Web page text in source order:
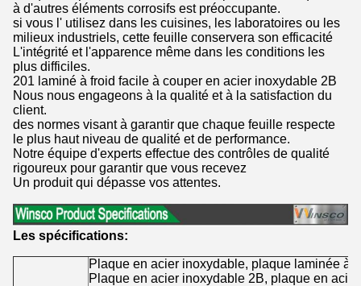
à d'autres éléments corrosifs est préoccupante.
si vous l' utilisez dans les cuisines, les laboratoires ou les
milieux industriels, cette feuille conservera son efficacité
L'intégrité et l'apparence même dans les conditions les
plus difficiles.
201 laminé à froid facile à couper en acier inoxydable 2B
Nous nous engageons à la qualité et à la satisfaction du
client.
des normes visant à garantir que chaque feuille respecte
le plus haut niveau de qualité et de performance.
Notre équipe d'experts effectue des contrôles de qualité
rigoureux pour garantir que vous recevez
Un produit qui dépasse vos attentes.
Les spécifications:
Plaque en acier inoxydable, plaque laminée à
Plaque en acier inoxydable 2B, plaque en